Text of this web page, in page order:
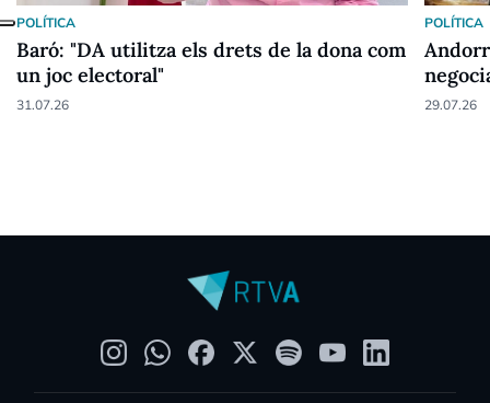
POLÍTICA
Baró: "DA utilitza els drets de la dona com
un joc electoral"
31.07.26
POLÍTICA
29.07.26